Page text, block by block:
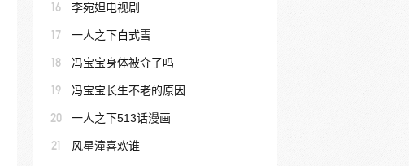
16 李宛妲电视剧
17 一人之下白式雪
18 冯宝宝身体被夺了吗
19 冯宝宝长生不老的原因
20 一人之下513话漫画
21 风星潼喜欢谁